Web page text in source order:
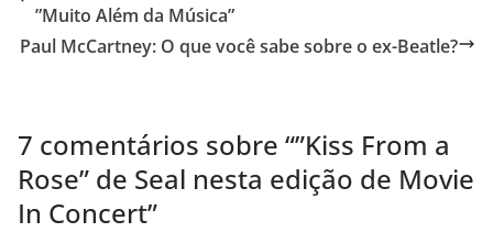
”Muito Além da Música”
Paul McCartney: O que você sabe sobre o ex-Beatle?
7 comentários sobre “”Kiss From a
Rose” de Seal nesta edição de Movie
In Concert”